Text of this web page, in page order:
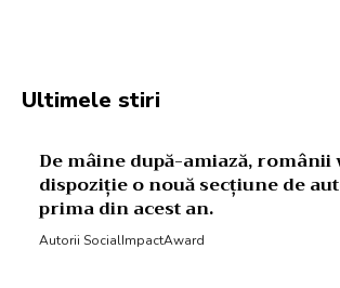
Ultimele stiri
De mâine după-amiază, românii
dispoziție o nouă secțiune de
prima din acest an.
Autorii SocialImpactAward